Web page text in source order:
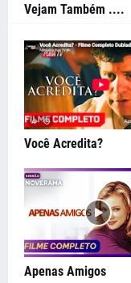
Vejam Também ....
Você Acredita?
Apenas Amigos